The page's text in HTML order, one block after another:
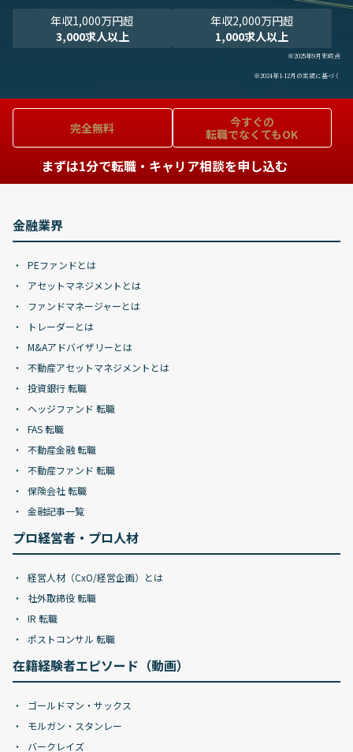
年収1,000万円超
3,000求人以上
年収2,000万円超
1,000求人以上
※2025年9月末時点
※2024年1-12月の実績に基づく
完全無料
今すぐの
転職でなくてもOK
まずは1分で転職・キャリア相談を申し込む
金融業界
PEファンドとは
アセットマネジメントとは
ファンドマネージャーとは
トレーダーとは
M&Aアドバイザリーとは
不動産アセットマネジメントとは
投資銀行 転職
ヘッジファンド 転職
FAS 転職
不動産金融 転職
不動産ファンド 転職
保険会社 転職
金融記事一覧
プロ経営者・プロ人材
経営人材（CxO/経営企画）とは
社外取締役 転職
IR 転職
ポストコンサル 転職
在籍経験者エピソード（動画）
ゴールドマン・サックス
モルガン・スタンレー
バークレイズ